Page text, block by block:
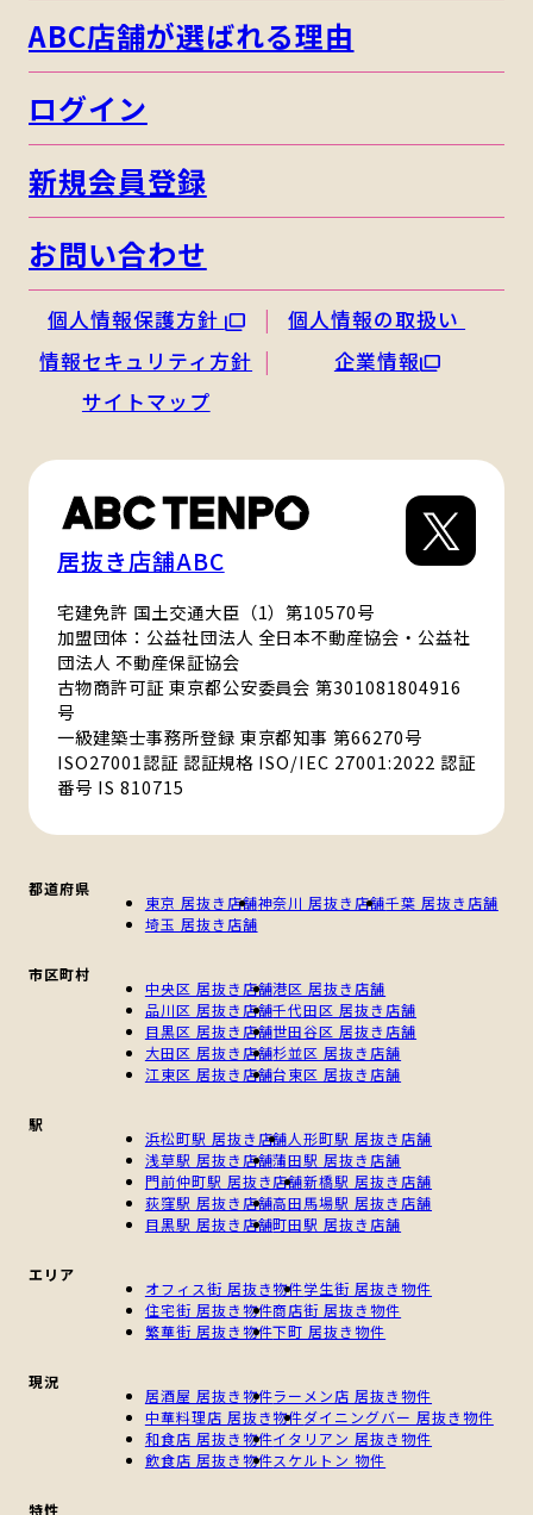
ABC店舗が選ばれる理由
ログイン
新規会員登録
お問い合わせ
個人情報保護方針
個人情報の取扱い
情報セキュリティ方針
企業情報
サイトマップ
居抜き店舗ABC
宅建免許 国土交通大臣（1）第10570号
加盟団体：公益社団法人 全日本不動産協会・公益社
団法人 不動産保証協会
古物商許可証 東京都公安委員会 第301081804916
号
一級建築士事務所登録 東京都知事 第66270号
ISO27001認証 認証規格 ISO/IEC 27001:2022 認証
番号 IS 810715
都道府県
東京 居抜き店舗神奈川 居抜き店舗千葉 居抜き店舗
埼玉 居抜き店舗
市区町村
中央区 居抜き店舗港区 居抜き店舗
品川区 居抜き店舗千代田区 居抜き店舗
目黒区 居抜き店舗世田谷区 居抜き店舗
大田区 居抜き店舗杉並区 居抜き店舗
江東区 居抜き店舗台東区 居抜き店舗
駅
浜松町駅 居抜き店舗人形町駅 居抜き店舗
浅草駅 居抜き店舗蒲田駅 居抜き店舗
門前仲町駅 居抜き店舗新橋駅 居抜き店舗
荻窪駅 居抜き店舗高田馬場駅 居抜き店舗
目黒駅 居抜き店舗町田駅 居抜き店舗
エリア
オフィス街 居抜き物件学生街 居抜き物件
住宅街 居抜き物件商店街 居抜き物件
繁華街 居抜き物件下町 居抜き物件
現況
居酒屋 居抜き物件ラーメン店 居抜き物件
中華料理店 居抜き物件ダイニングバー 居抜き物件
和食店 居抜き物件イタリアン 居抜き物件
飲食店 居抜き物件スケルトン 物件
特性